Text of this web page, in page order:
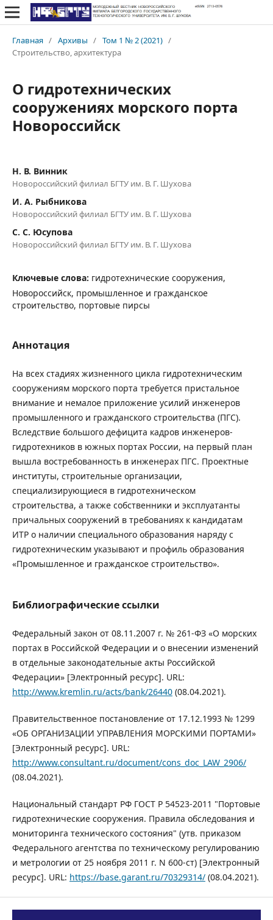
Главная / Архивы / Том 1 № 2 (2021) /
Строительство, архитектура
О гидротехнических
сооружениях морского порта
Новороссийск
Н. В. Винник
Новороссийский филиал БГТУ им. В. Г. Шухова
И. А. Рыбникова
Новороссийский филиал БГТУ им. В. Г. Шухова
С. С. Юсупова
Новороссийский филиал БГТУ им. В. Г. Шухова
Ключевые слова: гидротехнические сооружения,
Новороссийск, промышленное и гражданское
строительство, портовые пирсы
Аннотация
На всех стадиях жизненного цикла гидротехническим
сооружениям морского порта требуется пристальное
внимание и немалое приложение усилий инженеров
промышленного и гражданского строительства (ПГС).
Вследствие большого дефицита кадров инженеров-
гидротехников в южных портах России, на первый план
вышла востребованность в инженерах ПГС. Проектные
институты, строительные организации,
специализирующиеся в гидротехническом
строительства, а также собственники и эксплуатанты
причальных сооружений в требованиях к кандидатам
ИТР о наличии специального образования наряду с
гидротехническим указывают и профиль образования
«Промышленное и гражданское строительство».
Библиографические ссылки
Федеральный закон от 08.11.2007 г. № 261-ФЗ «О морских
портах в Российской Федерации и о внесении изменений
в отдельные законодательные акты Российской
Федерации» [Электронный ресурс]. URL:
http://www.kremlin.ru/acts/bank/26440(08.04.2021).
Правительственное постановление от 17.12.1993 № 1299
«ОБ ОРГАНИЗАЦИИ УПРАВЛЕНИЯ МОРСКИМИ ПОРТАМИ»
[Электронный ресурс]. URL:
http://www.consultant.ru/document/cons_doc_LAW_2906/
(08.04.2021).
Национальный стандарт РФ ГОСТ Р 54523-2011 "Портовые
гидротехнические сооружения. Правила обследования и
мониторинга технического состояния" (утв. приказом
Федерального агентства по техническому регулированию
и метрологии от 25 ноября 2011 г. N 600-ст) [Электронный
ресурс]. URL: https://base.garant.ru/70329314/(08.04.2021).